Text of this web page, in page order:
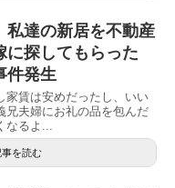
私達の新居を不動産
に探してもらった
件発生
家賃は安めだったし、いい
兄夫婦にお礼の品を包んだ
るよ...
事を読む